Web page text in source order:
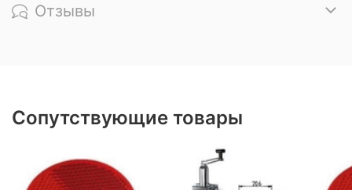
Отзывы
Сопутствующие товары